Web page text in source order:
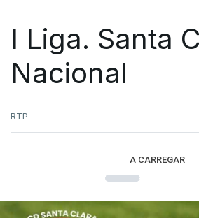
I Liga. Santa
Nacional
RTP
A CARREGAR